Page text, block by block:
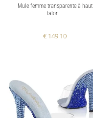
Mule femme transparente à haut
talon...
€ 149.10